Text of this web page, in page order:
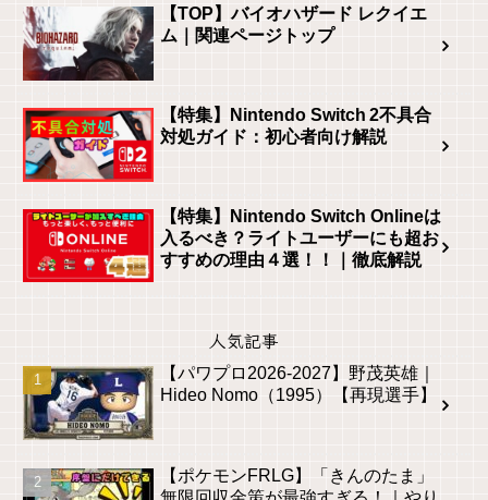
【TOP】バイオハザード レクイエ
ム｜関連ページトップ
【特集】Nintendo Switch 2不具合
対処ガイド：初心者向け解説
【特集】Nintendo Switch Onlineは
入るべき？ライトユーザーにも超お
すすめの理由４選！！｜徹底解説
人気記事
【パワプロ2026-2027】野茂英雄｜
Hideo Nomo（1995）【再現選手】
【ポケモンFRLG】「きんのたま」